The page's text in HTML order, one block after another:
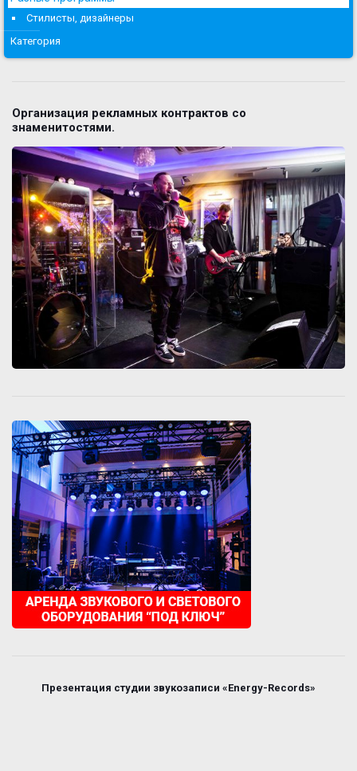
Стилисты, дизайнеры
Категория
Организация рекламных контрактов со
знаменитостями.
Презентация студии звукозаписи «Energy-Records»